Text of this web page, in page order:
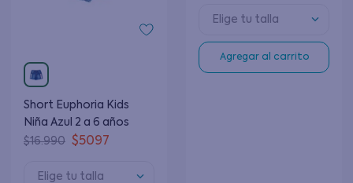
Short Euphoria Kids
Niña Azul 2 a 6 años
$16.990 $5097
Elige tu talla
Elige tu talla
Agregar al carrito